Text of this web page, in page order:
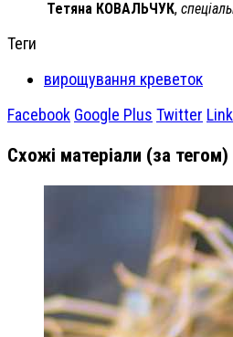
Тетяна КОВАЛЬЧУК,
Теги
вирощування креветок
Facebook Google Plus Twitter
Схожі матеріали (за тегом)